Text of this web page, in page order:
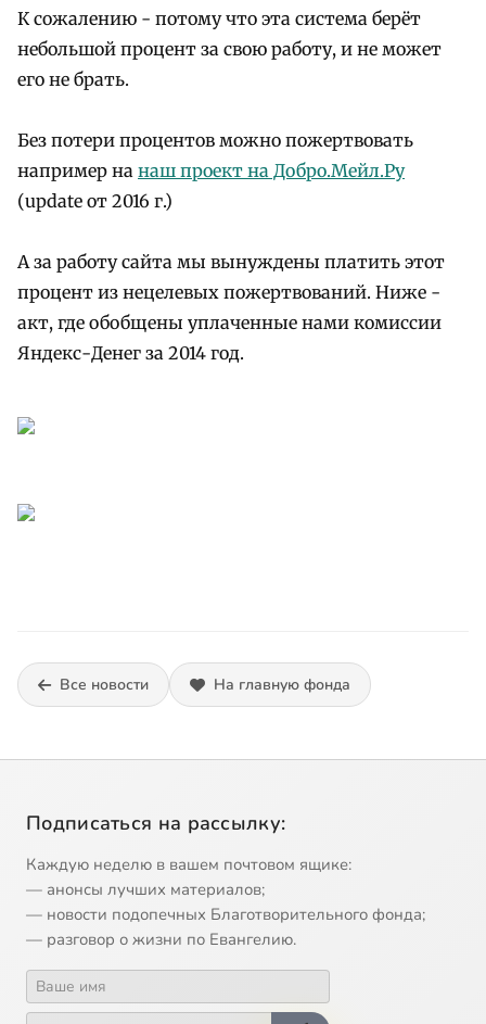
К сожалению - потому что эта система берёт
небольшой процент за свою работу, и не может
его не брать.
Без потери процентов можно пожертвовать
например на наш проект на Добро.Мейл.Ру
(update от 2016 г.)
А за работу сайта мы вынуждены платить этот
процент из нецелевых пожертвований. Ниже -
акт, где обобщены уплаченные нами комиссии
Яндекс-Денег за 2014 год.
Все новости На главную фонда
Подписаться на рассылку:
Каждую неделю в вашем почтовом ящике:
— анонсы лучших материалов;
— новости подопечных Благотворительного фонда;
— разговор о жизни по Евангелию.